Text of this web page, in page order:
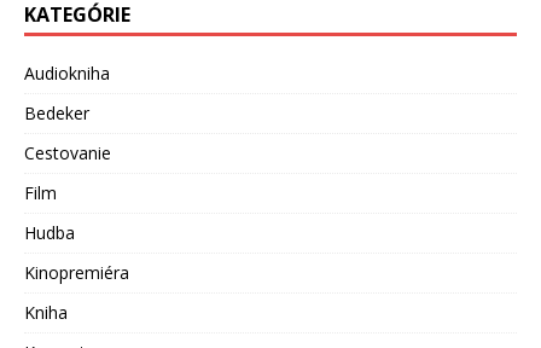
KATEGÓRIE
Audiokniha
Bedeker
Cestovanie
Film
Hudba
Kinopremiéra
Kniha